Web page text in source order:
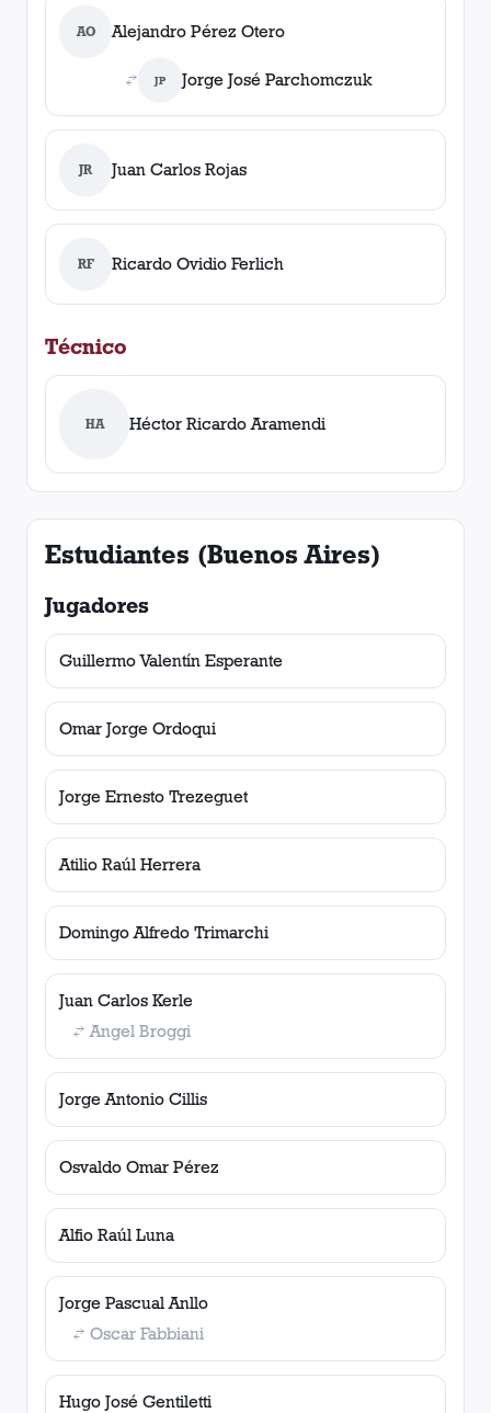
AO Alejandro Pérez Otero
JP Jorge José Parchomczuk
JR Juan Carlos Rojas
RF Ricardo Ovidio Ferlich
Técnico
HA Héctor Ricardo Aramendi
Estudiantes (Buenos Aires)
Jugadores
Guillermo Valentín Esperante
Omar Jorge Ordoqui
Jorge Ernesto Trezeguet
Atilio Raúl Herrera
Domingo Alfredo Trimarchi
Juan Carlos Kerle
Angel Broggi
Jorge Antonio Cillis
Osvaldo Omar Pérez
Alfio Raúl Luna
Jorge Pascual Anllo
Oscar Fabbiani
Hugo José Gentiletti